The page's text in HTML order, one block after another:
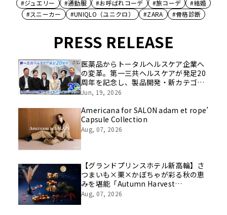
#ジュエリー #通勤服 #お呼ばれコーデ #旅コーデ
#結婚
#スニーカー
#UNIQLO（ユニクロ） #ZARA #骨格診断
PRESS RELEASE
医薬品からトータルヘルスケア企業へ
の変革。第一三共ヘルスケアが発足20
周年を記念し、製品開発・新カテゴリ
挑戦の舞台や旧社統合時のエピソード
像を公開！
Jun, 19, 2026
Americana for SALON adam et rope’
Capsule Collection
Aug, 07, 2026
【グランドプリンスホテル新高輪】さ
つまいも×栗×かぼちゃが彩る秋の恵
みを堪能「Autumn Harvest
Afternoon Tea」開催
Aug, 07, 2026